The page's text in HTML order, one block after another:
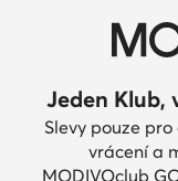
Jeden Klub,
Slevy pouze
vrácení a
MODIVOclub